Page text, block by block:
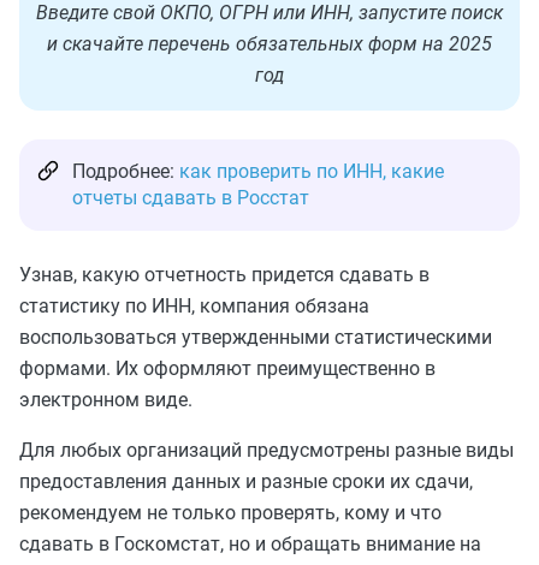
Введите свой ОКПО, ОГРН или ИНН, запустите поиск
и скачайте перечень обязательных форм на 2025
год
Подробнее: как проверить по ИНН, какие
отчеты сдавать в Росстат
Узнав, какую отчетность придется сдавать в
статистику по ИНН, компания обязана
воспользоваться утвержденными статистическими
формами. Их оформляют преимущественно в
электронном виде.
Для любых организаций предусмотрены разные виды
предоставления данных и разные сроки их сдачи,
рекомендуем не только проверять, кому и что
сдавать в Госкомстат, но и обращать внимание на